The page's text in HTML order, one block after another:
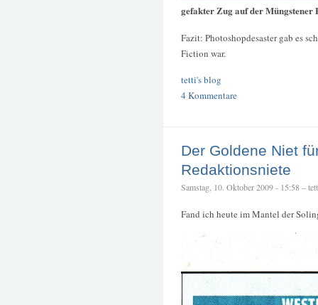
gefakter Zug auf der Müngstener
Fazit: Photoshopdesaster gab es
Fiction war.
tetti's blog
4 Kommentare
Der Goldene Niet
Redaktionsniete
Samstag, 10. Oktober 2009 - 15:58 –
Fand ich heute im Mantel der